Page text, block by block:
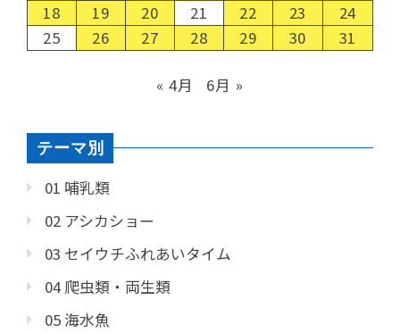
18
19 20 21 22 23
24
25
26 27 28 29 30 31
« 4月 6月 »
テーマ別
01 哺乳類
02 アシカショー
03 セイウチふれあいタイム
04 爬虫類・両生類
05 海水魚